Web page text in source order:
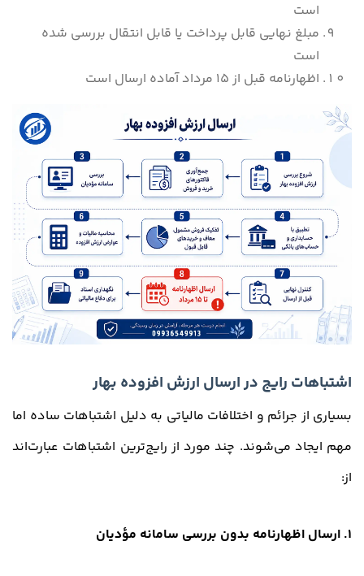
است
مبلغ نهایی قابل پرداخت یا قابل انتقال بررسی شده
است
اظهارنامه قبل از 15 مرداد آماده ارسال است
اشتباهات رایج در ارسال ارزش افزوده بهار
بسیاری از جرائم و اختلافات مالیاتی به دلیل اشتباهات ساده اما
مهم ایجاد می‌شوند. چند مورد از رایج‌ترین اشتباهات عبارت‌اند
از:
1. ارسال اظهارنامه بدون بررسی سامانه مؤدیان